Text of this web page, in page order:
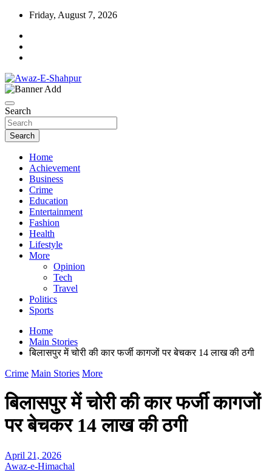
Skip
content
Friday, August 7, 2026
Awaz-E-Shahpur
Search
Search
Home
Achievement
Business
Crime
Education
Entertainment
Fashion
Health
Lifestyle
More
Opinion
Tech
Travel
Politics
Sports
Home
Main Stories
बिलासपुर में चोरी की कार फर्जी कागजों पर बेचकर 14 लाख की ठगी
Crime Main Stories More
बिलासपुर में चोरी की कार फर्जी कागजों
पर बेचकर 14 लाख की ठगी
April 21, 2026
Awaz-e-Himachal